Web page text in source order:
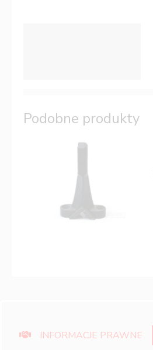
Podobne produkty
INFORMACJE PRAWNE